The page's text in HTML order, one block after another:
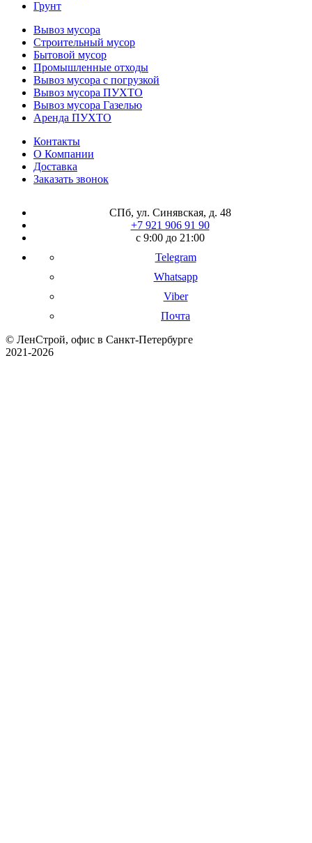
Грунт
Вывоз мусора
Строительный мусор
Бытовой мусор
Промышленные отходы
Вывоз мусора с погрузкой
Вывоз мусора ПУХТО
Вывоз мусора Газелью
Аренда ПУХТО
Контакты
О Компании
Доставка
Заказать звонок
СПб, ул. Синявская, д. 48
+7 921 906 91 90
с 9:00 до 21:00
Telegram
Whatsapp
Viber
Почта
© ЛенСтрой, офис в Санкт-Петербурге
2021-2026